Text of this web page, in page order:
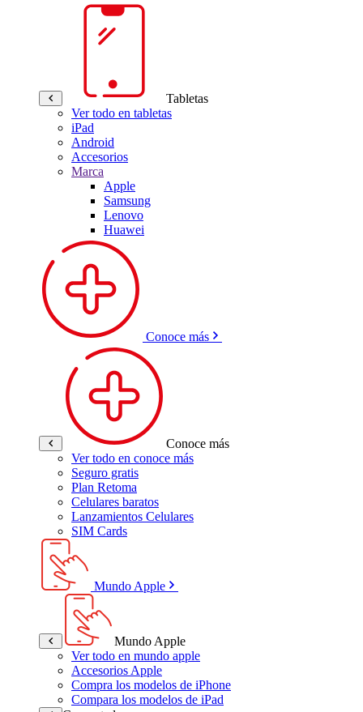
Tabletas
Ver todo en tabletas
iPad
Android
Accesorios
Marca
Apple
Samsung
Lenovo
Huawei
Conoce más
Conoce más
Ver todo en conoce más
Seguro gratis
Plan Retoma
Celulares baratos
Lanzamientos Celulares
SIM Cards
Mundo Apple
Mundo Apple
Ver todo en mundo apple
Accesorios Apple
Compra los modelos de iPhone
Compara los modelos de iPad